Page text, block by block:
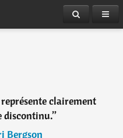
clairement
discontinu.”
Bergson